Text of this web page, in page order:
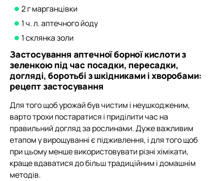
2 г марганцівки
1 ч. л. аптечного йоду
1 склянка золи
Застосування аптечної борної кислоти з
зеленкою під час посадки, пересадки,
догляді, боротьбі з шкідниками і хворобами:
рецепт застосування
Для того щоб урожай був чистим і неушкодженим,
варто трохи постаратися і приділити час на
правильний догляд за рослинами. Дуже важливим
етапом у вирощуванні є підживлення, і для того щоб
при цьому менше використовувати різні хімікати,
краще вдаватися до більш традиційним і домашнім
методів.